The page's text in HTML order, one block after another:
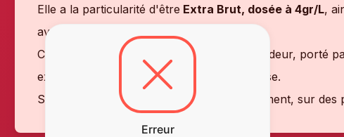
Elle a la particularité d'être Extra Brut, dosée à 4gr/L,
avant un long vieillissement en cave.
Ce champagne allie pureté, finesse, profondeur, porté
expressive. La finale est saline et savoureuse.
S'accordera parfaitement en accompagnement, sur des
Erreur